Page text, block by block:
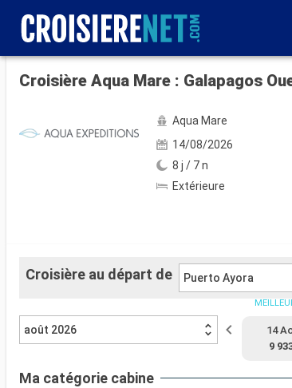
Voir les 38 autres photos
Croisière Aqua Mare : Galapagos
Aqua Mare
14/08/2026
8 j / 7 n
Extérieure
Croisière au départ de Puerto Ayora
août 2026
14
9
Ma catégorie cabine